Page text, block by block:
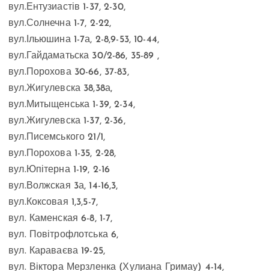
вул.Ентузиастів 1-37, 2-30,
вул.Солнечна 1-7, 2-22,
вул.Ільюшина 1-7а, 2-8,9-53, 10-44,
вул.Гайдаматьска 30/2-86, 35-89 ,
вул.Порохова 30-66, 37-83,
вул.Жигулевска 38,38а,
вул.Митыщенська 1-39, 2-34,
вул.Жигулевска 1-37, 2-36,
вул.Писемського 21/1,
вул.Порохова 1-35, 2-28,
вул.Юпітерна 1-19, 2-16
вул.Волжская 3а, 14-16,3,
вул.Коксовая 1,3,5-7,
вул. Каменская 6-8, 1-7,
вул. Повітрофлотська 6,
вул. Караваєва 19-25,
вул. Віктора Мерзленка (Хулиана Гримау) 4-14,